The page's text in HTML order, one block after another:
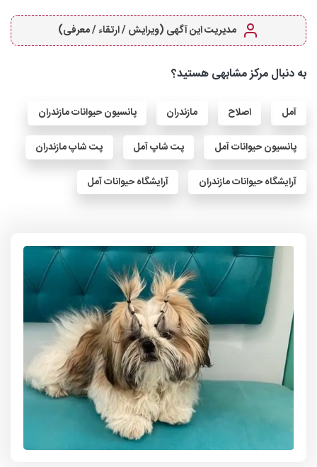
مدیریت این آگهی (ویرایش / ارتقاء / معرفی)
به دنبال مرکز مشابهی هستید؟
آمل اصلاح مازندران پانسیون حیوانات مازندران
پانسیون حیوانات آمل پت شاپ آمل پت شاپ مازندران
آرایشگاه حیوانات مازندران آرایشگاه حیوانات آمل